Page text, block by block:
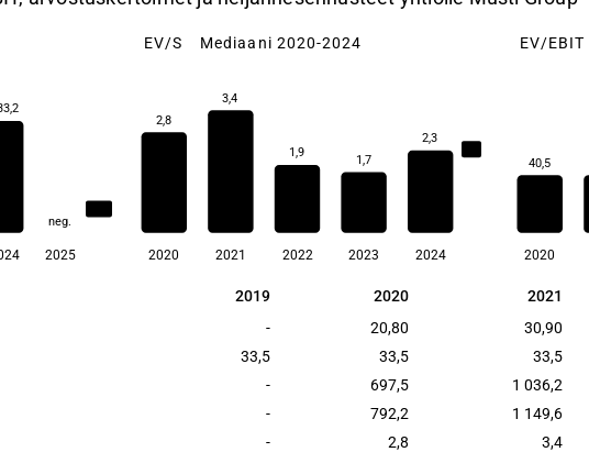
neg.
2025
EV/S Mediaani 2020-2024
2,8
3,4
1,9
1,7
2,3
2020 2021 2022 2023 2024
EV/EBIT
40,5
2020
2019 2020 2021
2019 2020 2021
- 20,80 30,90
33,5 33,5 33,5
- 697,5 1 036,2
- 792,2 1 149,6
- 2,8 3,4